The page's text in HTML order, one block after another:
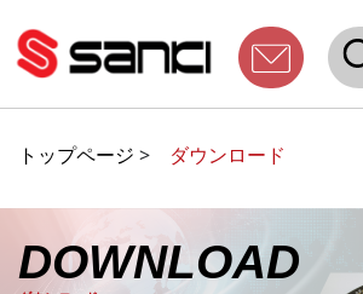
トップページ > ダウンロード
DOWNLOAD